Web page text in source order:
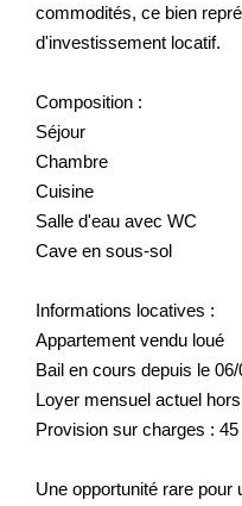
commodités, ce bien
d'investissement locatif.
Composition :
Séjour
Chambre
Cuisine
Salle d'eau avec WC
Cave en sous-sol
Informations locatives :
Appartement vendu loué
Bail en cours depuis le
Loyer mensuel actuel
Provision sur charges : 45
Une opportunité rare